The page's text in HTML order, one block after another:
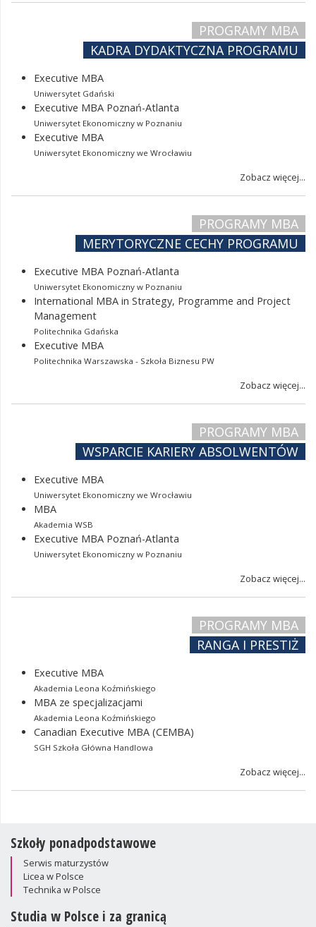
PROGRAMY MBA
KADRA DYDAKTYCZNA PROGRAMU
Executive MBA
Uniwersytet Gdański
Executive MBA Poznań-Atlanta
Uniwersytet Ekonomiczny w Poznaniu
Executive MBA
Uniwersytet Ekonomiczny we Wrocławiu
Zobacz więcej...
PROGRAMY MBA
MERYTORYCZNE CECHY PROGRAMU
Executive MBA Poznań-Atlanta
Uniwersytet Ekonomiczny w Poznaniu
International MBA in Strategy, Programme and Project
Management
Politechnika Gdańska
Executive MBA
Politechnika Warszawska - Szkoła Biznesu PW
Zobacz więcej...
PROGRAMY MBA
WSPARCIE KARIERY ABSOLWENTÓW
Executive MBA
Uniwersytet Ekonomiczny we Wrocławiu
MBA
Akademia WSB
Executive MBA Poznań-Atlanta
Uniwersytet Ekonomiczny w Poznaniu
Zobacz więcej...
PROGRAMY MBA
RANGA I PRESTIŻ
Executive MBA
Akademia Leona Koźmińskiego
MBA ze specjalizacjami
Akademia Leona Koźmińskiego
Canadian Executive MBA (CEMBA)
SGH Szkoła Główna Handlowa
Zobacz więcej...
Szkoły ponadpodstawowe
Serwis maturzystów
Licea w Polsce
Technika w Polsce
Studia w Polsce i za granicą